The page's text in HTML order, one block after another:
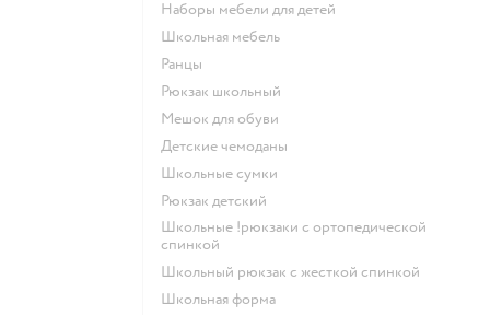
Наборы мебели для детей
Школьная мебель
Ранцы
Рюкзак школьный
Мешок для обуви
Детские чемоданы
Школьные сумки
Рюкзак детский
Школьные !рюкзаки с ортопедической
спинкой
Школьный рюкзак с жесткой спинкой
Школьная форма